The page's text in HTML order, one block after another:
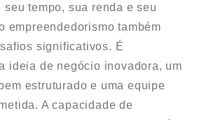
tempo, sua renda e seu
empreendedorismo também
significativos. É
ideia de negócio inovadora, um
estruturado e uma equipe
A capacidade de